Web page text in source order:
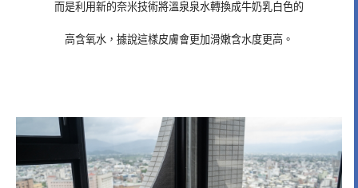
而是利用新的奈米技術將溫泉泉水轉換成牛奶乳白色的
高含氧水，據說這樣皮膚會更加滑嫩含水度更高。